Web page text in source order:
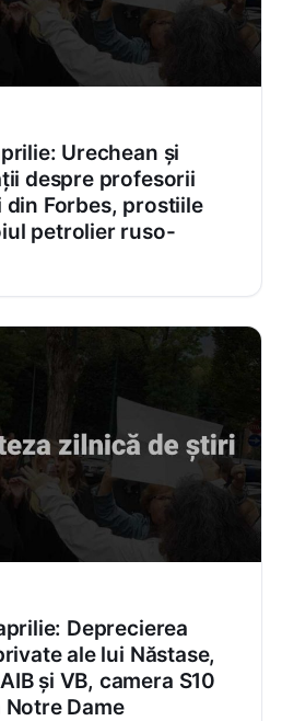
Urechean și
despre profesorii
Forbes, prostiile
petrolier ruso-
Deprecierea
ale lui Năstase,
și VB, camera S10
Notre Dame